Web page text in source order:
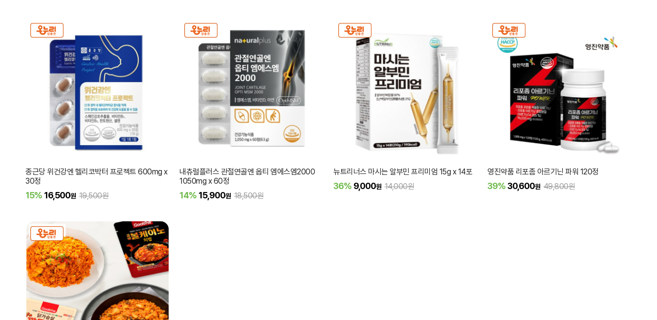
종근당 위건강엔 헬리코박터 프로젝트 600mg x
30정
15% 16,500원 19,500원
내츄럴플러스 관절연골엔 옵티 엠에스엠2000
1050mg x 60정
14% 15,900원 18,500원
뉴트리너스 마시는 알부민 프리미엄 15g x 14포
36% 9,000원 14,000원
영진약품 리포좀 아르기닌 파워 120정
39%30,600원 49,800원